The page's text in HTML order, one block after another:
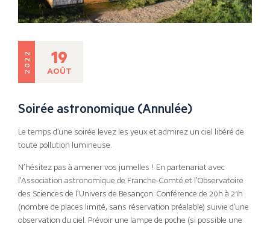
2022 19
AOÛT
Soirée astronomique (Annulée)
Le temps d’une soirée levez les yeux et admirez un ciel libéré de
toute pollution lumineuse.
N’hésitez pas à amener vos jumelles ! En partenariat avec
l’Association astronomique de Franche-Comté et l’Observatoire
des Sciences de l’Univers de Besançon. Conférence de 20h à 21h
(nombre de places limité, sans réservation préalable) suivie d’une
observation du ciel. Prévoir une lampe de poche (si possible une